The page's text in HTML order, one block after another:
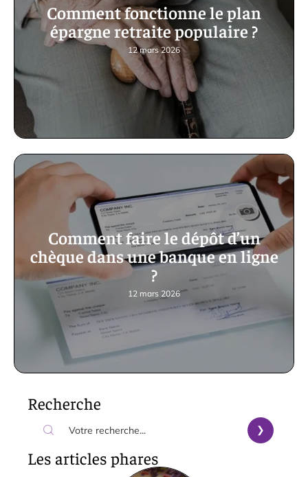
Comment fonctionne le plan
épargne retraite populaire ?
12 mars 2026
Comment faire le dépôt d’un
chèque dans une banque en ligne
?
12 mars 2026
Recherche
Les articles phares